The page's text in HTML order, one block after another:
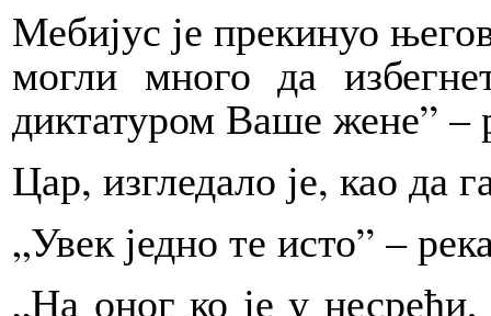
Мебијус је прекинуо
могли много да
диктатуром Ваше жене” –
Цар, изгледало је, као да
„Увек једно те исто” –
„На оног ко је у